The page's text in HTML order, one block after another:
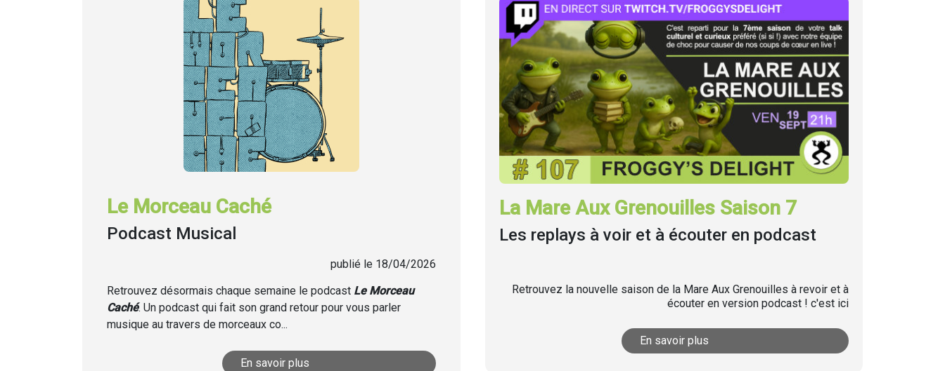
Le Morceau Caché
Podcast Musical
publié le 18/04/2026
Retrouvez désormais chaque semaine le podcast Le Morceau
Caché. Un podcast qui fait son grand retour pour vous parler
musique au travers de morceaux co...
En savoir plus
La Mare Aux Grenouilles Saison 7
Les replays à voir et à écouter en podcast
Retrouvez la nouvelle saison de la Mare Aux Grenouilles à revoir et à
écouter en version podcast ! c'est ici
En savoir plus